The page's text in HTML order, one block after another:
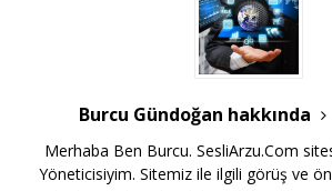
Burcu Gündoğan hakkında
Merhaba Ben Burcu. SesliArzu.Com
Yöneticisiyim. Sitemiz ile ilgili görüş ve